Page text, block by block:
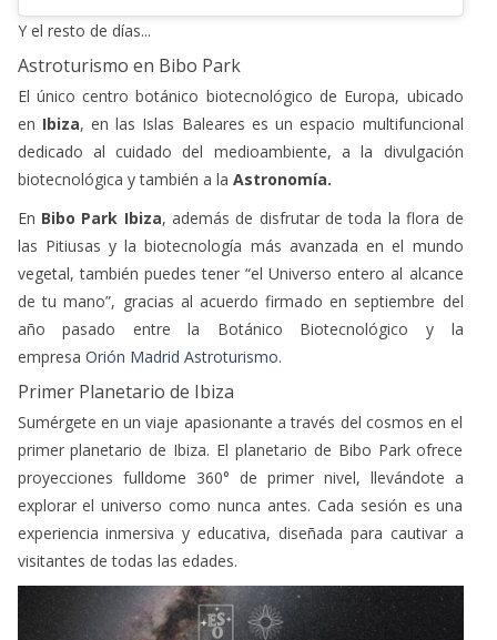
Y el resto de días...
Astroturismo en Bibo Park
El único centro botánico biotecnológico de Europa, ubicado
en Ibiza, en las Islas Baleares es un espacio multifuncional
dedicado al cuidado del medioambiente, a la divulgación
biotecnológica y también a la Astronomía.
En Bibo Park Ibiza, además de disfrutar de toda la flora de
las Pitiusas y la biotecnología más avanzada en el mundo
vegetal, también puedes tener “el Universo entero al alcance
de tu mano”, gracias al acuerdo firmado en septiembre del
año pasado entre la Botánico Biotecnológico y la
empresa Orión Madrid Astroturismo.
Primer Planetario de Ibiza
Sumérgete en un viaje apasionante a través del cosmos en el
primer planetario de Ibiza. El planetario de Bibo Park ofrece
proyecciones fulldome 360° de primer nivel, llevándote a
explorar el universo como nunca antes. Cada sesión es una
experiencia inmersiva y educativa, diseñada para cautivar a
visitantes de todas las edades.